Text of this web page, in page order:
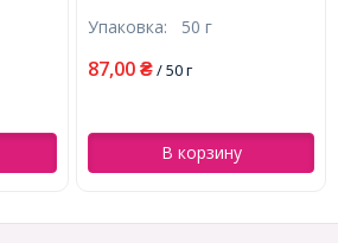
Зеленый, Круглый,
Упаковка: 50 г
87,00 ₴/ 50 г
В корзину